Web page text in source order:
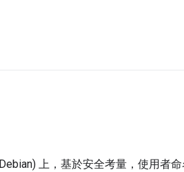
上，基於安全考量，使用者